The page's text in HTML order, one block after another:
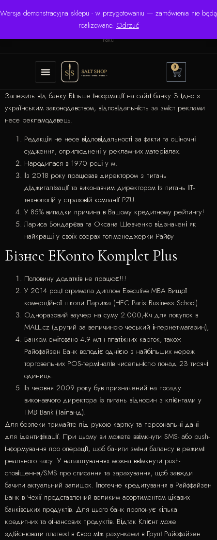
Wersja demonstracyjna sklepu - w przygotowaniu — zamówienia nie będą
realizowane. Odrzuć
☎ +48 506 504 900
✉
krzysztof.lipinski@salinarium.com
Pon.–Pt. 8:00–16:00 | Bezpośredni importer od 1999
roku
0
Залежить від банку Більше інформації на сайті банку Згідно з
українським законодавством, відповідальність за зміст реклами
несе рекламодавець.
Редакція не несе відповідальності за факти та оціночні
судження, оприлюднені у рекламних матеріалах.
Народилася в 1970 році у м.
Із 2018 року працював директором з питань
діджиталізації та виконавчим директором із питань ІТ-
технологій у страховій компанії PZU.
У 85% випадки причина в Вашому кредитному рейтингу!
Лариса Бондарєва та Оксана Шевченко відзначені як
найкращі у своїх сферах топ-менеджерки Райфу
Бізнес EKonto Komplet Plus
Половину додатків не працює!!!
У 2014 році отримала диплом Executive MBA Вищої
комерційної школи Парижа (HEC Paris Business School).
Одноразовий ваучер на суму 2.000,-Кч для покупок в
MALL.cz (другий за величиною чеський інтернет-магазин);
Банком емітовано 4,9 млн платіжних карток, також
Райффайзен Банк володіє однією з найбільших мереж
торговельних POS-терміналів чисельністю понад 23 тисячі
одиниць.
Із червня 2009 року був призначений на посаду
виконавчого директора із питань відносин з клієнтами у
TMB Bank (Таїланд).
Для безпеки тримайте під рукою картку та персональні дані
для ідентифікації. При цьому ви можете ввімкнути SMS- або push-
інформування про операції, щоб бачити зміни балансу в режимі
реального часу. У налаштуваннях можна ввімкнути push-
сповіщення/SMS про списання та зарахування, щоб завжди
бачити актуальний залишок. Іпотечне кредитування в Райффайзен
Банк в Чехії представлений великим асортиментом цікавих
банківських продуктів. Для цього банк пропонує кілька
кредитних та фінансових продуктів. Відтак Клієнт може
здійснювати платежі в євро між рахунками в Групі Райффайзен